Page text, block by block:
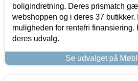
boligindretning. Deres prismatch
webshoppen og i deres 37
muligheden for rentefri finansiering.
deres udvalg.
Se udvalget på